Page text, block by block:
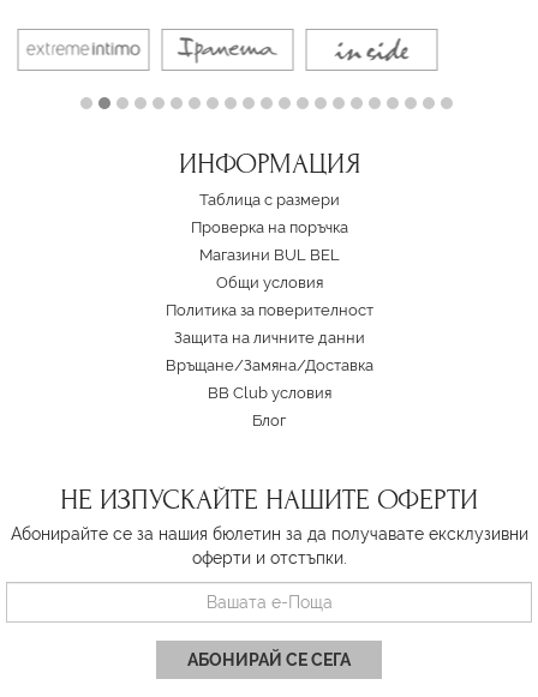
ИНФОРМАЦИЯ
Таблица с размери
Проверка на поръчка
Магазини BUL BEL
Oбщи условия
Политика за поверителност
Защита на личните данни
Връщане/Замяна/Доставка
BB Club условия
Блог
НЕ ИЗПУСКАЙТЕ НАШИТЕ ОФЕРТИ
Абонирайте се за нашия бюлетин за да получавате ексклузивни
оферти и отстъпки.
АБОНИРАЙ СЕ СЕГА